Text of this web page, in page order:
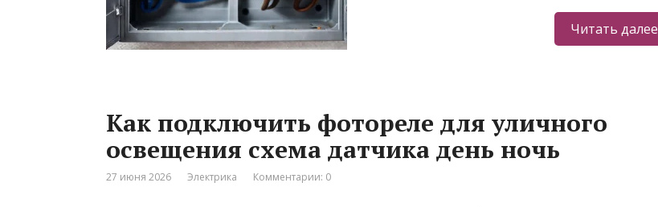
Читать далее
Как подключить фотореле для уличного
освещения схема датчика день ночь
27 июня 2026 Электрика Комментарии: 0